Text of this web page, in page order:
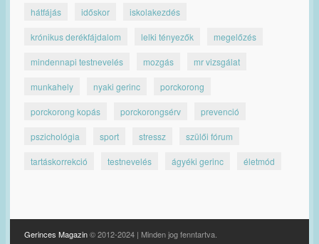
hátfájás időskor iskolakezdés
krónikus derékfájdalom lelki tényezők megelőzés
mindennapi testnevelés mozgás mr vizsgálat
munkahely nyaki gerinc porckorong
porckorong kopás porckorongsérv prevenció
pszichológia sport stressz szülői fórum
tartáskorrekció testnevelés ágyéki gerinc életmód
Gerinces Magazin© 2012-2024 | Minden jog fenntartva.